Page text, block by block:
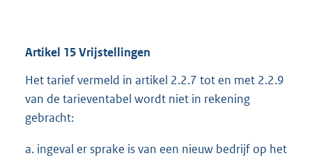
Artikel 15Vrijstellingen
Het tarief vermeld in artikel 2.2.7 tot en met 2.2.9
van de tarieventabel wordt niet in rekening
gebracht:
a. ingeval er sprake is van een nieuw bedrijf op het